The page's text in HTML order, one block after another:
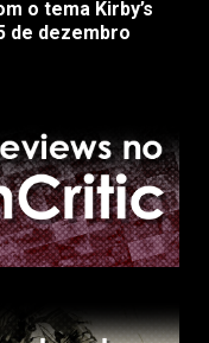
o tema Kirby’s
de dezembro